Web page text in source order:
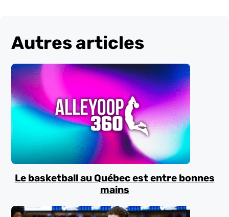
Autres articles
Le basketball au Québec est entre bonnes
mains